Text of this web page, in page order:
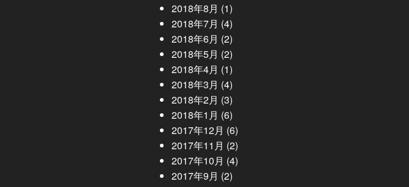
2018年8月 (1)
2018年7月 (4)
2018年6月 (2)
2018年5月 (2)
2018年4月 (1)
2018年3月 (4)
2018年2月 (3)
2018年1月 (6)
2017年12月 (6)
2017年11月 (2)
2017年10月 (4)
2017年9月 (2)